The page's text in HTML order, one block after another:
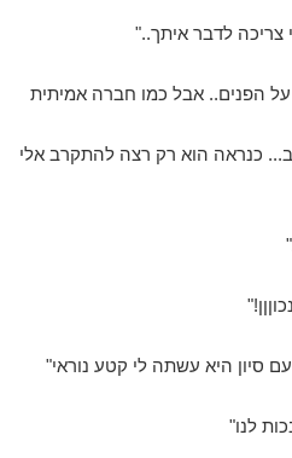
צריכה לדבר איתך.."
הפנים.. אבל כמו חברה אמיתית
כנראה הוא רק רצה להתקרב אלי
סיון היא עשתה לי קטע נוראי"
לנו"